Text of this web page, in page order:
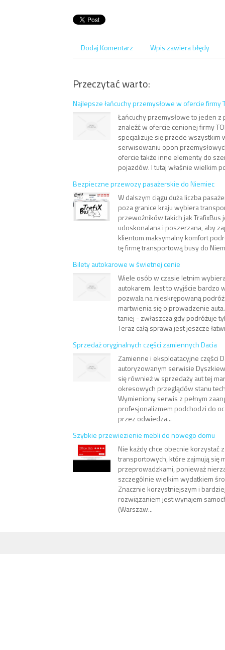
Dodaj Komentarz Wpis zawiera błędy
Przeczytać warto:
Najlepsze łańcuchy przemysłowe w ofercie firmy
Łańcuchy przemysłowe to jeden
znaleźć w ofercie cenionej firmy
specjalizuje się przede wszystkim
serwisowaniu opon
ofercie także inne elementy do
pojazdów. I tutaj właśnie wielkim
Bezpieczne przewozy pasażerskie do Niemiec
W dalszym ciągu duża liczba
poza granice kraju wybiera
przewoźników takich jak TrafixBus
udoskonalana i poszerzana, aby
klientom maksymalny komfort
tę firmę transportową busy do
Bilety autokarowe w świetnej cenie
Wiele osób w czasie letnim
autokarem. Jest to wyjście bardzo
pozwala na nieskrępowaną
martwienia się o prowadzenie
taniej - zwłaszcza gdy podróżuje
Teraz całą sprawa jest jeszcze
Sprzedaż oryginalnych części zamiennych Dacia
Zamienne i eksploatacyjne części
autoryzowanym serwisie
się również w sprzedaży aut tej
okresowych przeglądów stanu
Wymieniony serwis z pełnym
profesjonalizmem podchodzi do
przez odwiedza...
Szybkie przewiezienie mebli do nowego domu
Nie każdy chce obecnie korzystać
transportowych, które zajmują się
przeprowadzkami, ponieważ
szczególnie wielkim wydatkiem
Znacznie korzystniejszym i
rozwiązaniem jest wynajem
(Warszaw...